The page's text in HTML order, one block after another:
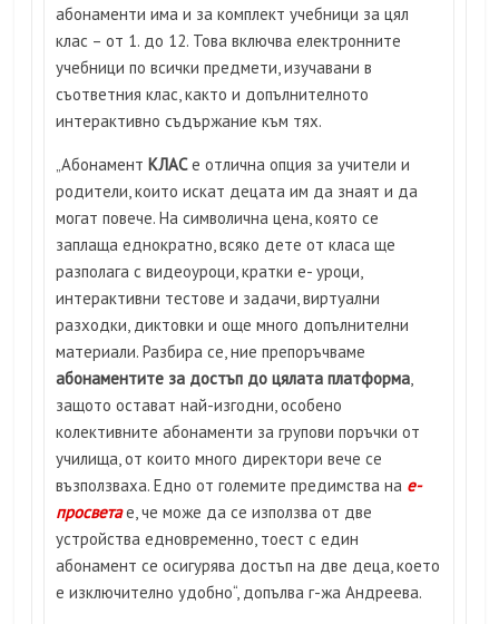
абонаменти има и за комплект учебници за цял
клас – от 1. до 12. Това включва електронните
учебници по всички предмети, изучавани в
съответния клас, както и допълнителното
интерактивно съдържание към тях.
„Абонамент КЛАСе отлична опция за учители и
родители, които искат децата им да знаят и да
могат повече. На символична цена, която се
заплаща еднократно, всяко дете от класа ще
разполага с видеоуроци, кратки е- уроци,
интерактивни тестове и задачи, виртуални
разходки, диктовки и още много допълнителни
материали. Разбира се, ние препоръчваме
абонаментите за достъп до цялата платформа,
защото остават най-изгодни, особено
колективните абонаменти за групови поръчки от
училища, от които много директори вече се
възползваха. Едно от големите предимства на е-
просветае, че може да се използва от две
устройства едновременно, тоест с един
абонамент се осигурява достъп на две деца, което
е изключително удобно“, допълва г-жа Андреева.